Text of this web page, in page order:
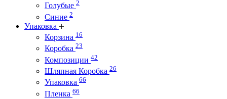
Голубые 2
Синие 2
Упаковка
Корзина 16
Коробка 23
Композиции 42
Шляпная Коробка 26
Упаковка 66
Пленка 66